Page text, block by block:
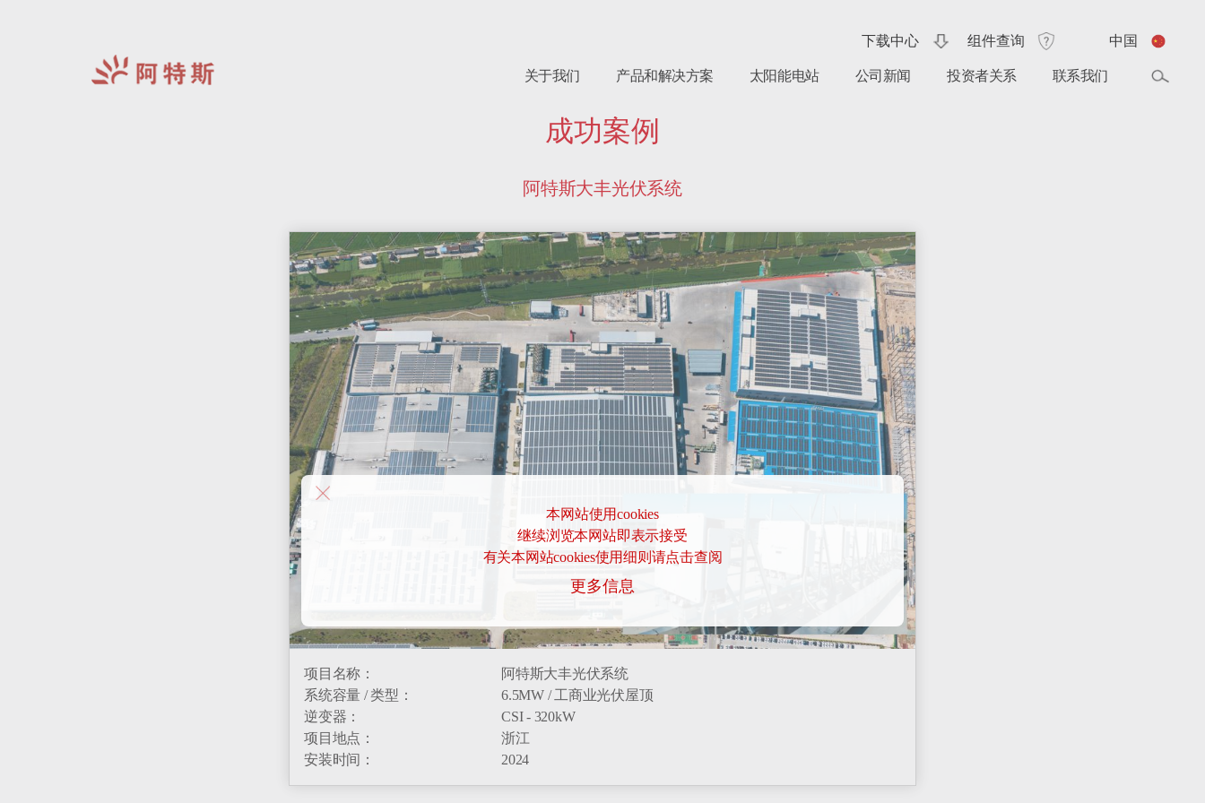
本网站使用cookies
继续浏览本网站即表示接受
有关本网站cookies使用细则请点击查阅
更多信息
关于我们 产品和解决方案 太阳能电站 公司新闻 投资者关系 联系我们
中国
组件查询
下载中心
成功案例
阿特斯大丰光伏系统
项目名称：
阿特斯大丰光伏系统
系统容量 / 类型：
6.5MW / 工商业光伏屋顶
逆变器：
CSI - 320kW
项目地点：
浙江
安装时间：
2024